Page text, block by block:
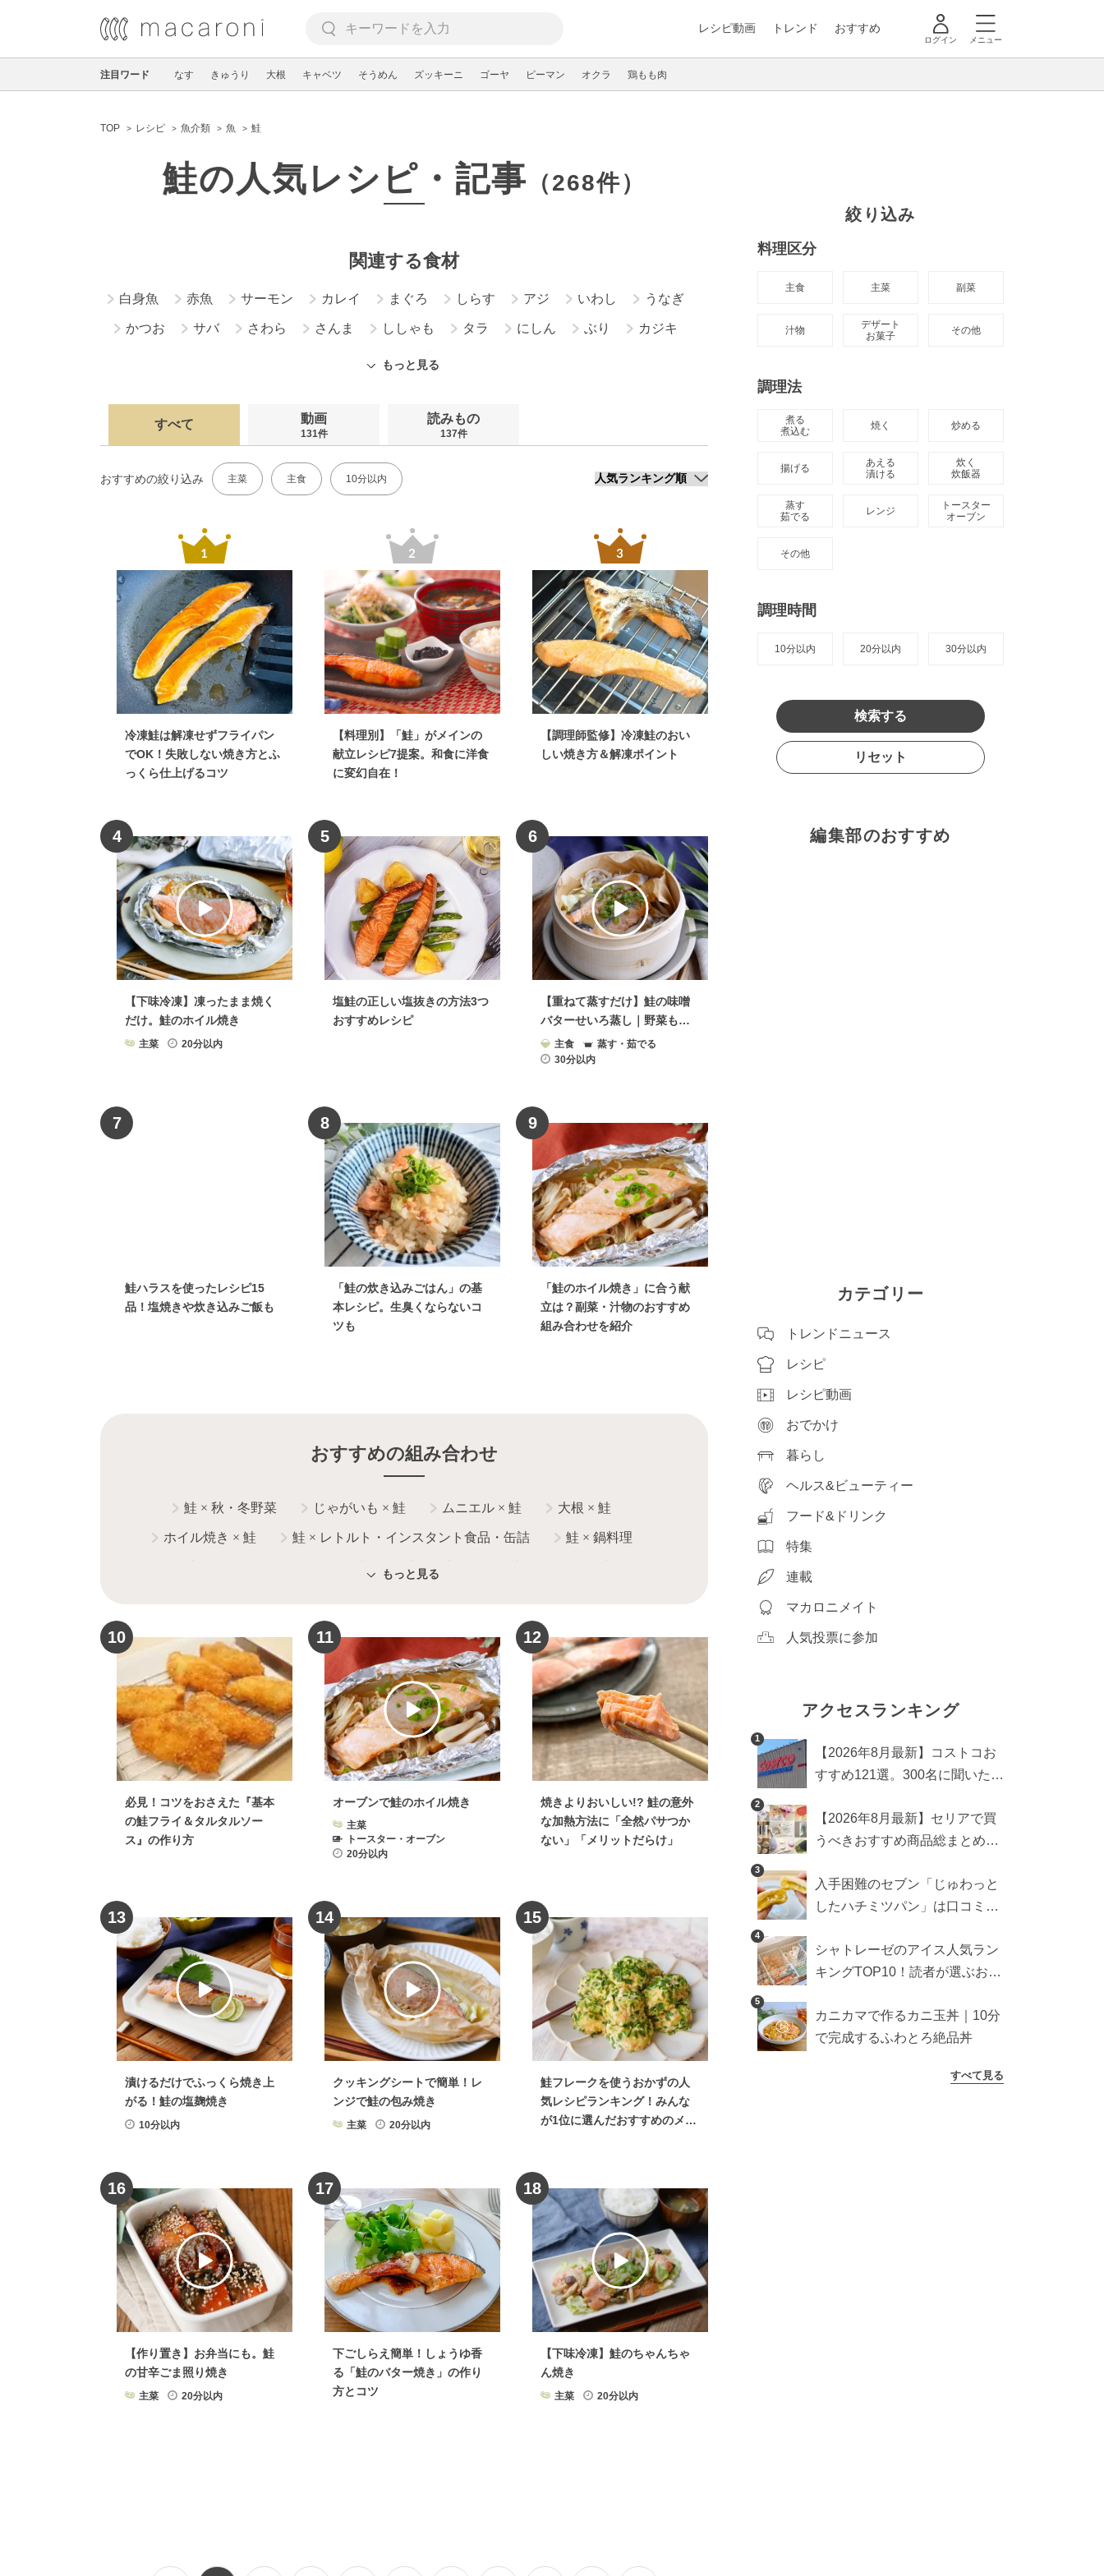
レシピ動画 トレンド おすすめ
ログイン メニュー
注目ワード なす きゅうり 大根 キャベツ そうめん ズッキーニ ゴーヤ ピーマン オクラ 鶏もも肉
TOP レシピ 魚介類 魚 鮭
鮭の人気レシピ・記事 （268件）
関連する食材
白身魚 赤魚 サーモン カレイ まぐろ しらす アジ いわし うなぎ
かつお サバ さわら さんま ししゃも タラ にしん ぶり カジキ
塩鮭
もっと見る
すべて 動画
131件
読みもの
137件
おすすめの絞り込み 主菜 主食 10分以内
冷凍鮭は解凍せずフライパン
でOK！失敗しない焼き方とふ
っくら仕上げるコツ
【料理別】「鮭」がメインの
献立レシピ7提案。和食に洋食
に変幻自在！
【調理師監修】冷凍鮭のおい
しい焼き方＆解凍ポイント
4
【下味冷凍】凍ったまま焼く
だけ。鮭のホイル焼き
主菜 20分以内
5
塩鮭の正しい塩抜きの方法3つ
おすすめレシピ
6
【重ねて蒸すだけ】鮭の味噌
バターせいろ蒸し｜野菜もた
っぷり主菜レシピ
主食
蒸す・茹でる
30分以内
7
鮭ハラスを使ったレシピ15
品！塩焼きや炊き込みご飯も
8
「鮭の炊き込みごはん」の基
本レシピ。生臭くならないコ
ツも
9
「鮭のホイル焼き」に合う献
立は？副菜・汁物のおすすめ
組み合わせを紹介
おすすめの組み合わせ
鮭 × 秋・冬野菜 じゃがいも × 鮭 ムニエル × 鮭 大根 × 鮭
ホイル焼き × 鮭 鮭 × レトルト・インスタント食品・缶詰 鮭 × 鍋料理
鮭 × 明太子
もっと見る
10
必見！コツをおさえた『基本
の鮭フライ＆タルタルソー
ス』の作り方
11
オーブンで鮭のホイル焼き
主菜
トースター・オーブン
20分以内
12
焼きよりおいしい!? 鮭の意外
な加熱方法に「全然パサつか
ない」「メリットだらけ」
13
漬けるだけでふっくら焼き上
がる！鮭の塩麹焼き
10分以内
14
クッキングシートで簡単！レ
ンジで鮭の包み焼き
主菜 20分以内
15
鮭フレークを使うおかずの人
気レシピランキング！みんな
が1位に選んだおすすめのメニ
16
【作り置き】お弁当にも。鮭
の甘辛ごま照り焼き
主菜 20分以内
17
下ごしらえ簡単！しょうゆ香
る「鮭のバター焼き」の作り
方とコツ
18
【下味冷凍】鮭のちゃんちゃ
ん焼き
主菜 20分以内
絞り込み
料理区分
主食 主菜 副菜
汁物
デザート
お菓子
その他
調理法
煮る
煮込む
焼く 炒める
揚げる
あえる
漬ける
炊く
炊飯器
蒸す
茹でる
レンジ
トースター
オーブン
その他
調理時間
10分以内 20分以内 30分以内
検索する
リセット
編集部のおすすめ
カテゴリー
トレンドニュース
レシピ
レシピ動画
おでかけ
暮らし
ヘルス&ビューティー
フード&ドリンク
特集
連載
マカロニメイト
人気投票に参加
アクセスランキング
1
【2026年8月最新】コストコお
すすめ121選。300名に聞いた買
め商品も
2
【2026年8月最新】セリアで買
うべきおすすめ商品総まとめ。
3
入手困難のセブン「じゅわっと
したハチミツパン」は口コミ通
検証
4
シャトレーゼのアイス人気ラン
キングTOP10！読者が選ぶおす
5
カニカマで作るカニ玉丼｜10分
で完成するふわとろ絶品丼
すべて見る